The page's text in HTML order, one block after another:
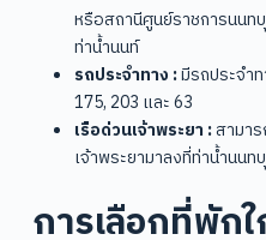
หรือสถานีศูนย์ราชการนนท
ท่าน้ำนนท์
รถประจำทาง :มีรถประจำ
175, 203 และ 63
เรือด่วนเจ้าพระยา :สามา
เจ้าพระยามาลงที่ท่าน้ำนนท
การเลือกที่พัก